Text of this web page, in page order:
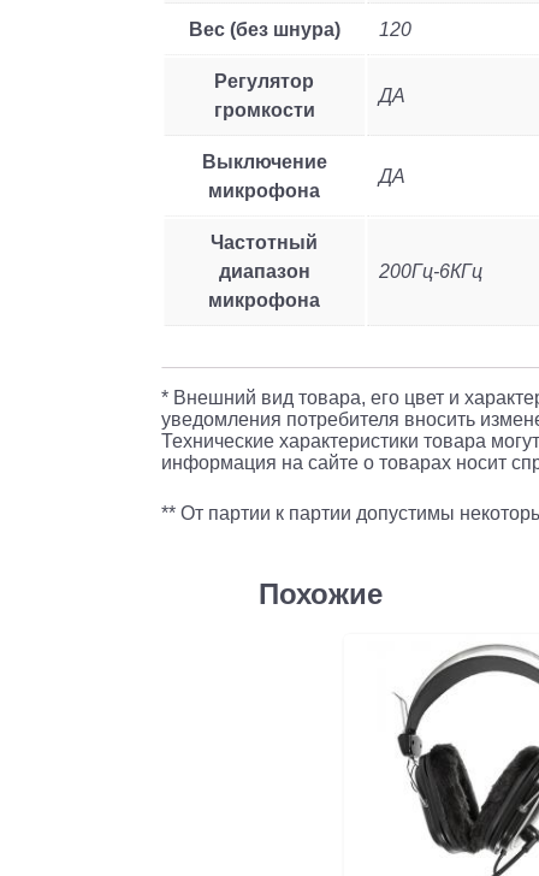
Вес (без шнура) 120
Регулятор
громкости
ДА
Выключение
микрофона
ДА
Частотный
диапазон
микрофона
200Гц-6КГц
* Внешний вид товара, его цвет и
уведомления потребителя вносить
Технические характеристики товара
информация на сайте о товарах носит
** От партии к партии допустимы
Похожие